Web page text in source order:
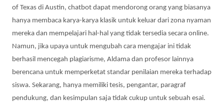
of Texas di Austin, chatbot dapat mendorong orang yang biasanya
hanya membaca karya-karya klasik untuk keluar dari zona nyaman
mereka dan mempelajari hal-hal yang tidak tersedia secara online.
Namun, jika upaya untuk mengubah cara mengajar ini tidak
berhasil mencegah plagiarisme, Aldama dan profesor lainnya
berencana untuk memperketat standar penilaian mereka terhadap
siswa. Sekarang, hanya memiliki tesis, pengantar, paragraf
pendukung, dan kesimpulan saja tidak cukup untuk sebuah esai.